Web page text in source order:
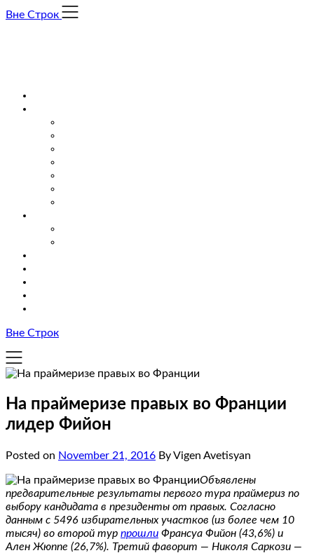
Skip
Вне Строк
Вне Строк
На праймеризе правых во Франции
лидер Фийон
Posted on November 21, 2016 By Vigen Avetisyan
Объявлены
предварительные результаты первого тура праймериз по
выбору кандидата в президенты от правых. Согласно
данным с 5496 избирательных участков (из более чем 10
тысяч) во второй тур прошли Франсуа Фийон (43,6%) и
Ален Жюппе (26,7%). Третий фаворит — Николя Саркози —